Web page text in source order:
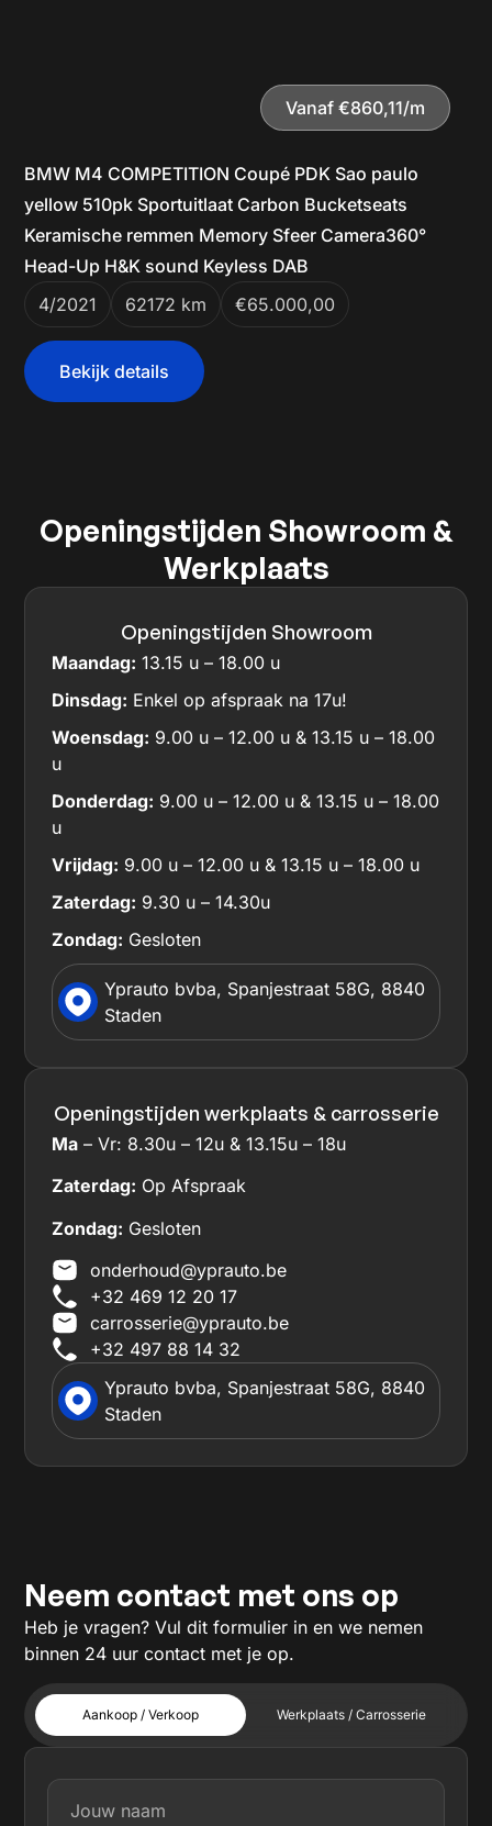
Vanaf €860,11/m
BMW M4 COMPETITION Coupé PDK Sao paulo
yellow 510pk Sportuitlaat Carbon Bucketseats
Keramische remmen Memory Sfeer Camera360°
Head-Up H&K sound Keyless DAB
4/2021
62172 km €65.000,00
Bekijk details
Openingstijden Showroom &
Werkplaats
Openingstijden Showroom
Maandag: 13.15 u – 18.00 u
Dinsdag: Enkel op afspraak na 17u!
Woensdag: 9.00 u – 12.00 u & 13.15 u – 18.00
u
Donderdag: 9.00 u – 12.00 u & 13.15 u – 18.00
u
Vrijdag: 9.00 u – 12.00 u & 13.15 u – 18.00 u
Zaterdag: 9.30 u – 14.30u
Zondag: Gesloten
Yprauto bvba, Spanjestraat 58G, 8840
Staden
Openingstijden werkplaats & carrosserie
Ma – Vr: 8.30u – 12u & 13.15u – 18u
Zaterdag: Op Afspraak
Zondag: Gesloten
onderhoud@yprauto.be
+32 469 12 20 17
carrosserie@yprauto.be
+32 497 88 14 32
Yprauto bvba, Spanjestraat 58G, 8840
Staden
Neem contact met ons op
Heb je vragen? Vul dit formulier in en we nemen
binnen 24 uur contact met je op.
Aankoop / Verkoop Werkplaats / Carrosserie